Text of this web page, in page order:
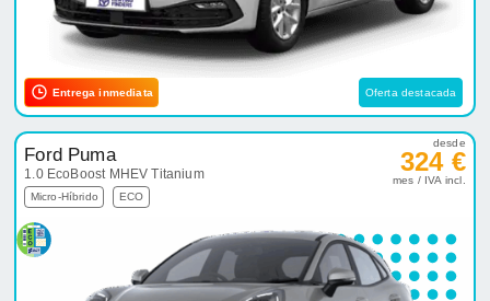
Entrega inmediata Oferta destacada
Ford Puma
1.0 EcoBoost MHEV Titanium
Micro-Híbrido ECO
desde
324 €
mes / IVA incl.